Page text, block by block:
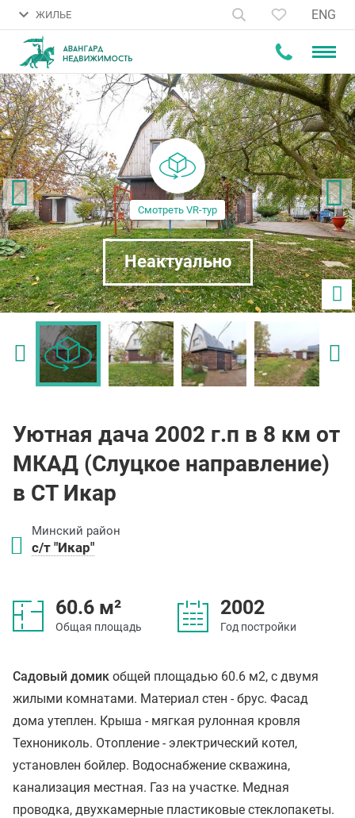
ЖИЛЬЕ ENG
Смотреть VR-тур
Неактуально
Уютная дача 2002 г.п в 8 км от
МКАД (Слуцкое направление)
в СТ Икар
Минский район
с/т "Икар"
60.6 м²
Общая площадь
2002
Год постройки
Садовый домик общей площадью 60.6 м2, с двумя
жилыми комнатами. Материал стен - брус. Фасад
дома утеплен. Крыша - мягкая рулонная кровля
Технониколь. Отопление - электрический котел,
установлен бойлер. Водоснабжение скважина,
канализация местная. Газ на участке. Медная
проводка, двухкамерные пластиковые стеклопакеты.